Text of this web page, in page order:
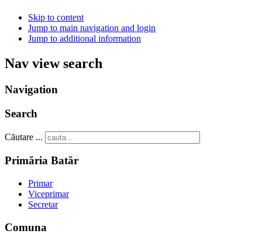
Skip to content
Jump to main navigation and login
Jump to additional information
Nav view search
Navigation
Search
Căutare ...
Primăria Batăr
Primar
Viceprimar
Secretar
Comuna